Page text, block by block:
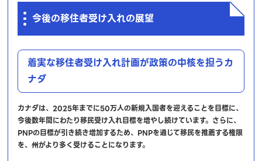
今後の移住者受け入れの展望
着実な移住者受け入れ計画が政策の中核を担うカ
ナダ
カナダは、2025年までに50万人の新規入国者を迎えることを目標に、
今後数年間にわたり移民受け入れ目標を増やし続けています。さらに、
PNPの目標が引き続き増加するため、PNPを通じて移民を推薦する権限
を、州がより多く受けることになります。